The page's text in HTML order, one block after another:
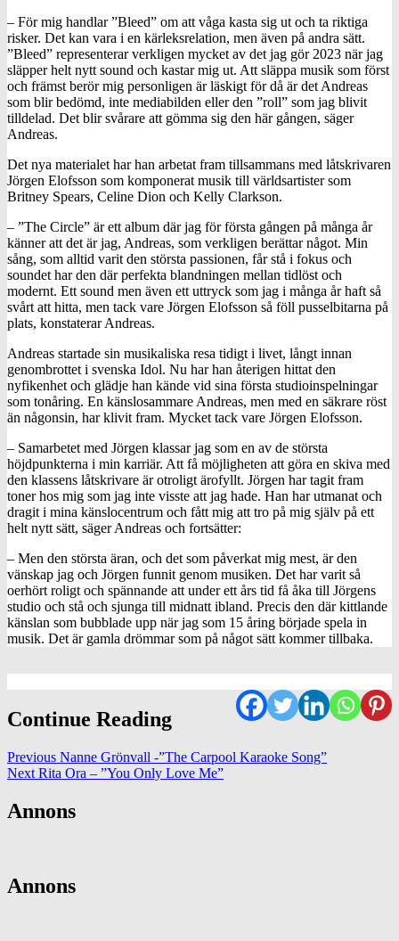
– För mig handlar ”Bleed” om att våga kasta sig ut och ta riktiga
risker. Det kan vara i en kärleksrelation, men även på andra sätt.
”Bleed” representerar verkligen mycket av det jag gör 2023 när jag
släpper helt nytt sound och kastar mig ut. Att släppa musik som först
och främst berör mig personligen är läskigt för då är det Andreas
som blir bedömd, inte mediabilden eller den ”roll” som jag blivit
tilldelad. Det blir svårare att gömma sig den här gången, säger
Andreas.
Det nya materialet har han arbetat fram tillsammans med låtskrivaren
Jörgen Elofsson som komponerat musik till världsartister som
Britney Spears, Celine Dion och Kelly Clarkson.
– ”The Circle” är ett album där jag för första gången på många år
känner att det är jag, Andreas, som verkligen berättar något. Min
sång, som alltid varit den största passionen, får stå i fokus och
soundet har den där perfekta blandningen mellan tidlöst och
modernt. Ett sound men även ett uttryck som jag i många år haft så
svårt att hitta, men tack vare Jörgen Elofsson så föll pusselbitarna på
plats, konstaterar Andreas.
Andreas startade sin musikaliska resa tidigt i livet, långt innan
genombrottet i svenska Idol. Nu har han återigen hittat den
nyfikenhet och glädje han kände vid sina första studioinspelningar
som tonåring. En känslosammare Andreas, men med en säkrare röst
än någonsin, har klivit fram. Mycket tack vare Jörgen Elofsson.
– Samarbetet med Jörgen klassar jag som en av de största
höjdpunkterna i min karriär. Att få möjligheten att göra en skiva med
den klassens låtskrivare är otroligt ärofyllt. Jörgen har tagit fram
toner hos mig som jag inte visste att jag hade. Han har utmanat och
dragit i mina känslocentrum och fått mig att tro på mig själv på ett
helt nytt sätt, säger Andreas och fortsätter:
– Men den största äran, och det som påverkat mig mest, är den
vänskap jag och Jörgen funnit genom musiken. Det har varit så
oerhört roligt och spännande att under ett års tid få åka till Jörgens
studio och stå och sjunga till midnatt ibland. Precis den där kittlande
känslan som bubblade upp när jag som 15 åring började spela in
musik. Det är gamla drömmar som på något sätt kommer tillbaka.
Continue Reading
Previous Nanne Grönvall -”The Carpool Karaoke Song”
Next Rita Ora – ”You Only Love Me”
Annons
Annons